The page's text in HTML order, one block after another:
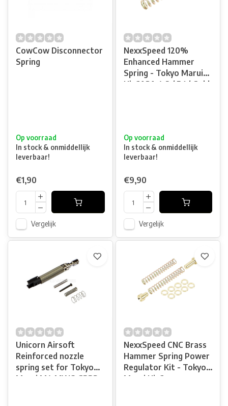
CowCow Disconnector
Spring
Op voorraad
In stock & onmiddellijk
leverbaar!
€1,90
Vergelijk
NexxSpeed 120%
Enhanced Hammer
Spring - Tokyo Marui
Hi-CAPA 4.3 / 5.1 / Gold
Op voorraad
In stock & onmiddellijk
leverbaar!
€9,90
Vergelijk
Unicorn Airsoft
Reinforced nozzle
spring set for Tokyo
Marui M4 MWS GBBR
NexxSpeed CNC Brass
Hammer Spring Power
Regulator Kit - Tokyo
Marui Hi-Capa